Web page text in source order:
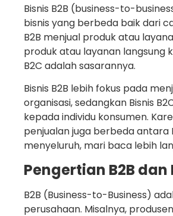
Bisnis B2B (business-to-
bisnis yang berbeda baik dari
B2B menjual produk atau
produk atau layanan langsung
B2C adalah sasarannya.
Bisnis B2B lebih fokus pada
organisasi, sedangkan Bisnis
kepada individu konsumen.
penjualan juga berbeda antara
menyeluruh, mari baca lebih
Pengertian B2B dan
B2B (Business-to-Business)
perusahaan. Misalnya,